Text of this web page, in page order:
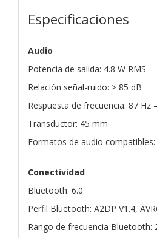
Especificaciones
Audio
Potencia de salida: 4.8 W RMS
Relación señal-ruido: > 85 dB
Respuesta de frecuencia: 87 Hz
Transductor: 45 mm
Formatos de audio compatibles:
Conectividad
Bluetooth: 6.0
Perfil Bluetooth: A2DP V1.4,
Rango de frecuencia Bluetooth: